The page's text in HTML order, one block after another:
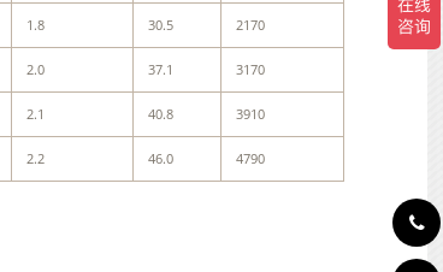
1.8 30.5 2170
2.0 37.1 3170
2.1 40.8 3910
2.2 46.0 4790